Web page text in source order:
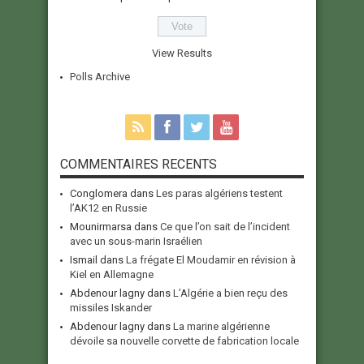
View Results
Polls Archive
COMMENTAIRES RECENTS
Conglomera dans Les paras algériens testent
l’AK12 en Russie
Mounirmarsa dans Ce que l’on sait de l’incident
avec un sous-marin Israélien
Ismail dans La frégate El Moudamir en révision à
Kiel en Allemagne
Abdenour lagny dans L’Algérie a bien reçu des
missiles Iskander
Abdenour lagny dans La marine algérienne
dévoile sa nouvelle corvette de fabrication locale